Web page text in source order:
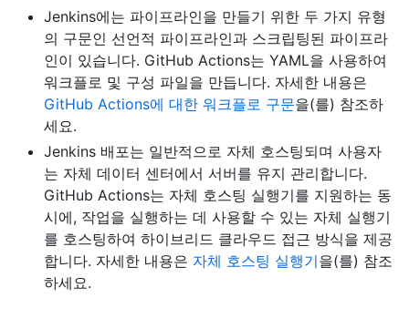
Jenkins에는 파이프라인을 만들기 위한 두 가지 유형
의 구문인 선언적 파이프라인과 스크립팅된 파이프라
인이 있습니다. GitHub Actions는 YAML을 사용하여
워크플로 및 구성 파일을 만듭니다. 자세한 내용은
GitHub Actions에 대한 워크플로 구문을(를) 참조하
세요.
Jenkins 배포는 일반적으로 자체 호스팅되며 사용자
는 자체 데이터 센터에서 서버를 유지 관리합니다.
GitHub Actions는 자체 호스팅 실행기를 지원하는 동
시에, 작업을 실행하는 데 사용할 수 있는 자체 실행기
를 호스팅하여 하이브리드 클라우드 접근 방식을 제공
합니다. 자세한 내용은 자체 호스팅 실행기을(를) 참조
하세요.